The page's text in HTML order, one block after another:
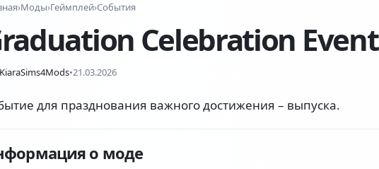
›Моды›Геймплей›События
Celebration Event
KiaraSims4Mods•21.03.2026
для празднования важного достижения – выпуска.
о моде